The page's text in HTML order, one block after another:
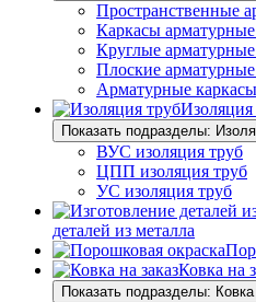
Пространственные
Каркасы
Круглые
Плоские
Арматурные
Изоляция
Показать подразделы:
ВУС изоляция труб
ЦПП изоляция труб
УС изоляция труб
деталей из металла
Ковка на
Показать подразделы: Ковка